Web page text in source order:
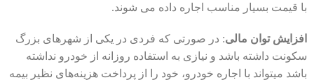
با قیمت بسیار مناسب اجاره داده می شوند.
افزایش توان مالی: در صورتی که فردی در یکی از شهرهای بزرگ
سکونت داشته باشد و نیازی به استفاده روزانه از خودرو نداشته
باشد می­تواند با اجاره خودرو، خود را از پرداخت هزینه‌های نظیر بیمه